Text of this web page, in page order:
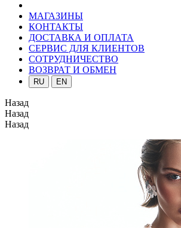
МАГАЗИНЫ
КОНТАКТЫ
ДОСТАВКА И ОПЛАТА
СЕРВИС ДЛЯ КЛИЕНТОВ
СОТРУДНИЧЕСТВО
ВОЗВРАТ И ОБМЕН
RU EN
Назад
Назад
Назад